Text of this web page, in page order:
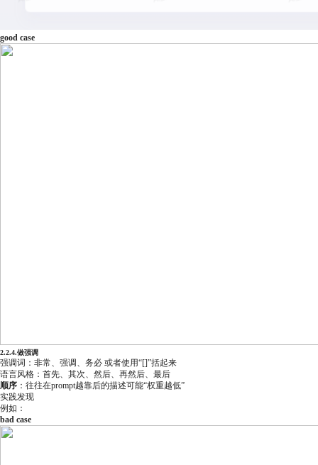
good case
2.2.4.做强调
强调词：非常、强调、务必 或者使用“[]”括起来
语言风格：首先、其次、然后、再然后、最后
顺序 ：往往在prompt越靠后的描述可能“权重越低”
实践发现
例如：
bad case